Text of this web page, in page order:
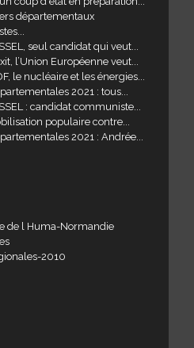
départementaux
seul candidat qui veut...
l’Union Européenne veut...
le nucléaire et les énergies...
2021 : tous...
: candidat communiste...
populaire contre...
2021 : Andrée...
de l Huma-Normandie
2010